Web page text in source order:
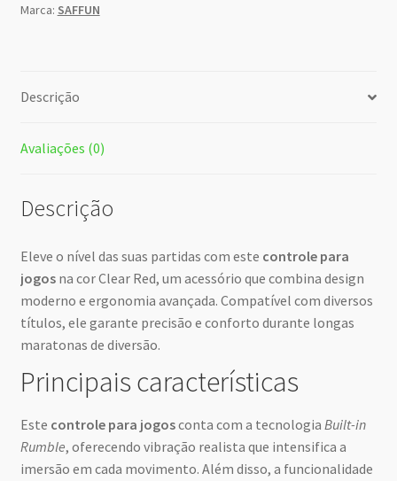
Marca: SAFFUN
Descrição
Avaliações (0)
Descrição
Eleve o nível das suas partidas com este controle para
jogosna cor Clear Red, um acessório que combina design
moderno e ergonomia avançada. Compatível com diversos
títulos, ele garante precisão e conforto durante longas
maratonas de diversão.
Principais características
Este controle para jogosconta com a tecnologia Built-in
Rumble, oferecendo vibração realista que intensifica a
imersão em cada movimento. Além disso, a funcionalidade